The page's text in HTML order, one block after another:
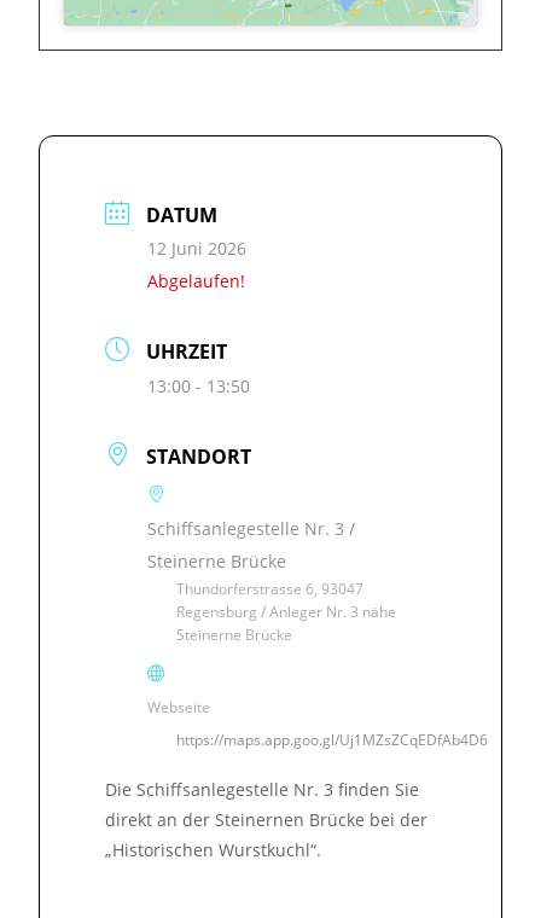
DATUM
12 Juni 2026
Abgelaufen!
UHRZEIT
13:00 - 13:50
STANDORT
Schiffsanlegestelle Nr. 3 /
Steinerne Brücke
Thundorferstrasse 6, 93047
Regensburg / Anleger Nr. 3 nähe
Steinerne Brücke
Webseite
https://maps.app.goo.gl/Uj1MZsZCqEDfAb4D6
Die Schiffsanlegestelle Nr. 3 finden Sie
direkt an der Steinernen Brücke bei der
„Historischen Wurstkuchl“.